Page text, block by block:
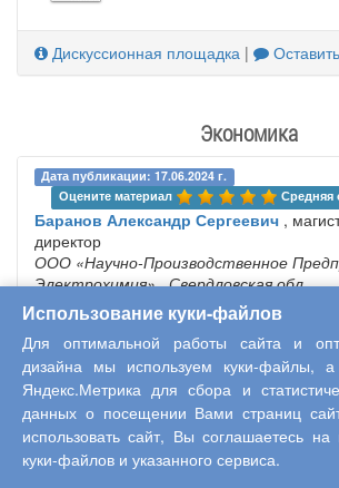
Дискуссионная площадка |
Экономика
Дата публикации: 17.06.2024 г.
Оцените материал
Средняя
Баранов Александр Сергеевич ,
директор
ООО «Научно-Производственное
Электрохимия» , Свердловская обл
«Анализ текущей и потенциальной
сотрудника
В статье
касающиеся
потенциальной
компании. Описывается
Использование куки-файлов
Для оптимальной работы сайта и
дизайна мы используем куки-файлы, а
Яндекс.Метрика для сбора и
данных о посещении Вами страниц
использовать сайт, Вы соглашаетесь на
куки-файлов и указанного сервиса.